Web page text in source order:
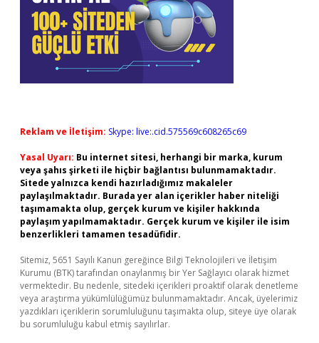
Reklam ve İletişim: Skype: live:.cid.575569c608265c69
Yasal Uyarı: Bu internet sitesi, herhangi bir marka, kurum
veya şahıs şirketi ile hiçbir bağlantısı bulunmamaktadır.
Sitede yalnızca kendi hazırladığımız makaleler
paylaşılmaktadır. Burada yer alan içerikler haber niteliği
taşımamakta olup, gerçek kurum ve kişiler hakkında
paylaşım yapılmamaktadır. Gerçek kurum ve kişiler ile isim
benzerlikleri tamamen tesadüfidir.
Sitemiz, 5651 Sayılı Kanun gereğince Bilgi Teknolojileri ve İletişim
Kurumu (BTK) tarafından onaylanmış bir Yer Sağlayıcı olarak hizmet
vermektedir. Bu nedenle, sitedeki içerikleri proaktif olarak denetleme
veya araştırma yükümlülüğümüz bulunmamaktadır. Ancak, üyelerimiz
yazdıkları içeriklerin sorumluluğunu taşımakta olup, siteye üye olarak
bu sorumluluğu kabul etmiş sayılırlar.